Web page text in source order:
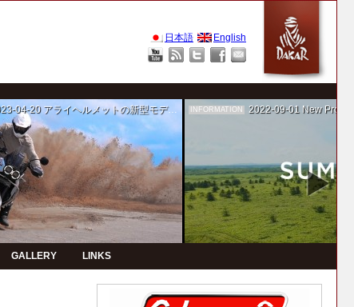
日本語 English
04-20 アライヘルメットの新型モデルPVの制作を担当 INFORMATION 2022-09-01 New
GALLERY LINKS